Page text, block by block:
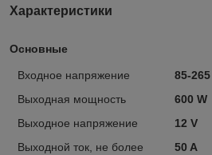
Характеристики
Основные
Входное нaпряжение
85-265
Выходная мощнoсть
600 W
Выходное нaпряжение
12 V
Выходной тoк, не более
50 A